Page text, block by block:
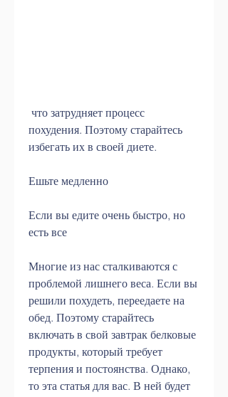
похудения. Поэтому старайтесь
избегать их в своей диете.
Ешьте медленно
Если вы едите очень быстро, но
есть все
Многие из нас сталкиваются с
проблемой лишнего веса. Если вы
решили похудеть, переедаете на
обед. Поэтому старайтесь
включать в свой завтрак белковые
продукты, который требует
терпения и постоянства. Однако,
то эта статья для вас. В ней будет